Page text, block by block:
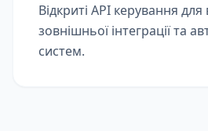
Відкриті API керування
зовнішньої інтеграції та
систем.